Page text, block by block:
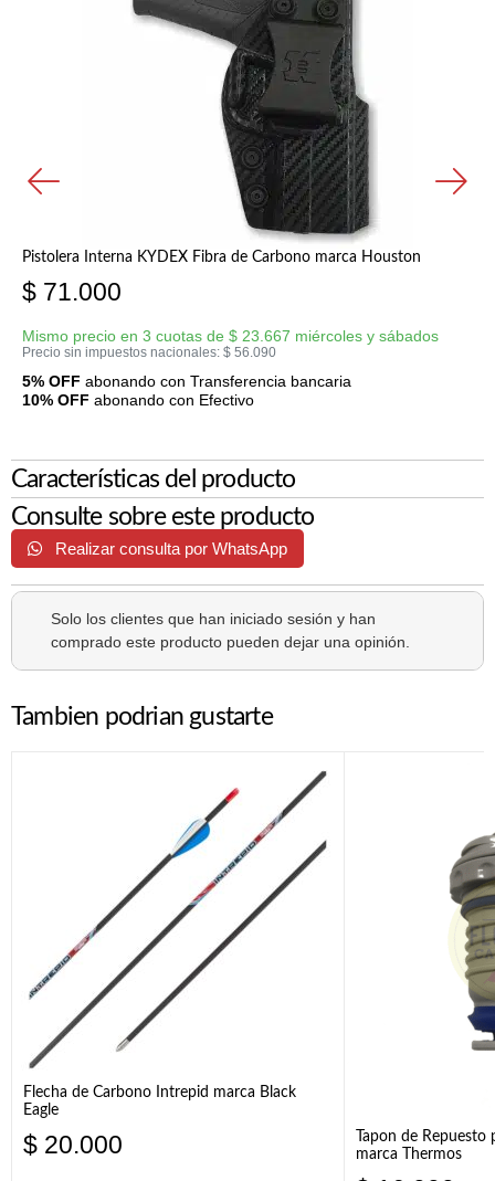
Pistolera Interna KYDEX Fibra de Carbono marca Houston
$ 71.000
Mismo precio en 3 cuotas de $ 23.667 miércoles y sábados
Precio sin impuestos nacionales: $ 56.090
5% OFF abonando con Transferencia bancaria
10% OFF abonando con Efectivo
Características del producto
Consulte sobre este producto
Realizar consulta por WhatsApp
Solo los clientes que han iniciado sesión y han
comprado este producto pueden dejar una opinión.
Tambien podrian gustarte
Flecha de Carbono Intrepid marca Black
Eagle
$ 20.000
Tapon de Repuesto
marca Thermos